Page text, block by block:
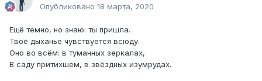
Опубликовано 18 марта, 2020
Ещё темно, но знаю: ты пришла.
Твоё дыханье чувствуется всюду.
Оно во всём: в туманных зеркалах,
В саду притихшем, в звёздных изумрудах.